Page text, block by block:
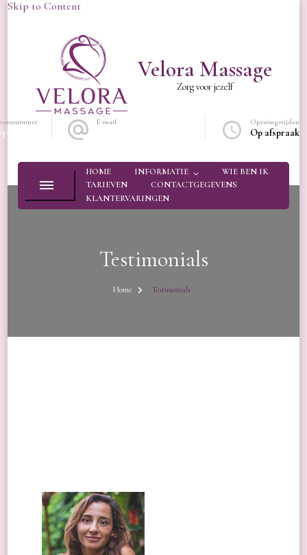
Skip to Content
Velora Massage
Zorg voor jezelf
E-mail Openingstijden
Op afspraak
HOME INFORMATIE
WIE BEN IK
TARIEVEN
CONTACTGEGEVENS
KLANTERVARINGEN
Testimonials
Home Testimonials